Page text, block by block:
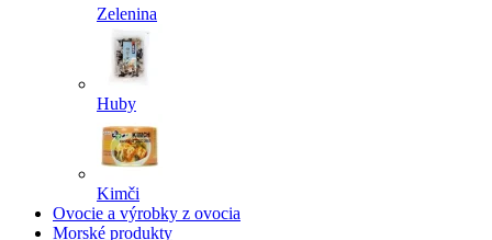
Zelenina
Huby
Kimči
Ovocie a výrobky z ovocia
Morské produkty